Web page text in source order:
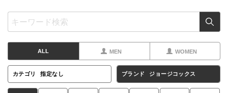
ALL MEN WOMEN
カテゴリ 指定なし ブランド ジョージコックス